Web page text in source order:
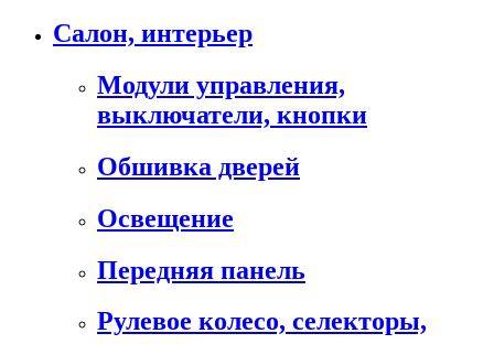
Салон, интерьер
Модули управления,
выключатели, кнопки
Обшивка дверей
Освещение
Передняя панель
Рулевое колесо, селекторы,